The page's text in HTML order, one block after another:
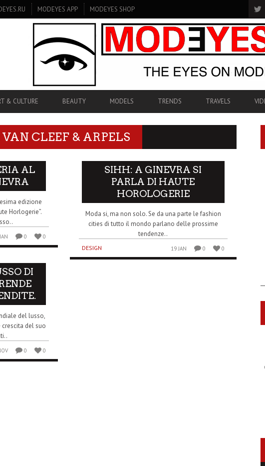
MODEYES APP MODEYES SHOP
& CULTURE BEAUTY MODELS TRENDS TRAVELS
CLEEF & ARPELS
AL
edizione
Horlogerie”.
0 0
DI
del lusso,
crescita del suo
0 0
SIHH: A GINEVRA SI
PARLA DI HAUTE
HOROLOGERIE
Moda si, ma non solo. Se da una parte le fashion
cities di tutto il mondo parlano delle prossime
tendenze..
DESIGN 19 JAN 0 0